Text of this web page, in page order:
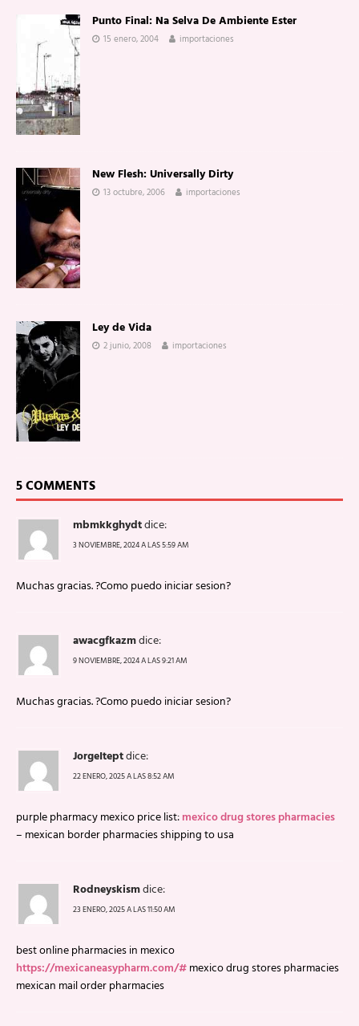
Punto Final: Na Selva De Ambiente Ester
15 enero, 2004 importaciones
New Flesh: Universally Dirty
13 octubre, 2006 importaciones
Ley de Vida
2 junio, 2008 importaciones
5 COMMENTS
mbmkkghydtdice:
3 NOVIEMBRE, 2024 A LAS 5:59 AM
Muchas gracias. ?Como puedo iniciar sesion?
awacgfkazmdice:
9 NOVIEMBRE, 2024 A LAS 9:21 AM
Muchas gracias. ?Como puedo iniciar sesion?
JorgeIteptdice:
22 ENERO, 2025 A LAS 8:52 AM
purple pharmacy mexico price list:mexico drug stores pharmacies
– mexican border pharmacies shipping to usa
Rodneyskismdice:
23 ENERO, 2025 A LAS 11:50 AM
best online pharmacies in mexico
https://mexicaneasypharm.com/#mexico drug stores pharmacies
mexican mail order pharmacies